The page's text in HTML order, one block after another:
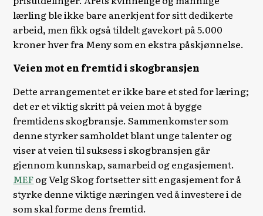
lærling ble ikke bare anerkjent for sitt dedikerte
arbeid, men fikk også tildelt gavekort på 5.000
kroner hver fra Meny som en ekstra påskjønnelse.
Veien mot en fremtid i skogbransjen
Dette arrangementet er ikke bare et sted for læring;
det er et viktig skritt på veien mot å bygge
fremtidens skogbransje. Sammenkomster som
denne styrker samholdet blant unge talenter og
viser at veien til suksess i skogbransjen går
gjennom kunnskap, samarbeid og engasjement.
MEFog Velg Skog fortsetter sitt engasjement for å
styrke denne viktige næringen ved å investere i de
som skal forme dens fremtid.